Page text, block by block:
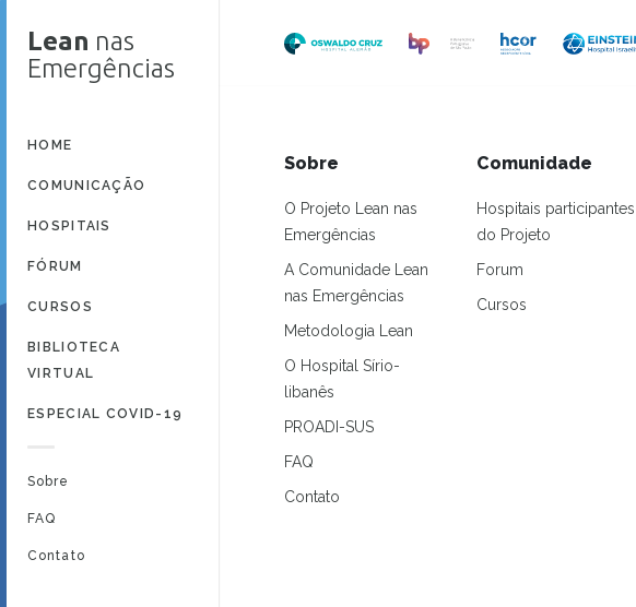
Lean nas
Emergências
HOME
COMUNICAÇÃO
HOSPITAIS
FÓRUM
CURSOS
BIBLIOTECA
VIRTUAL
ESPECIAL COVID-19
Sobre
FAQ
Contato
Sobre
O Projeto Lean nas
Emergências
A Comunidade Lean
nas Emergências
Metodologia Lean
O Hospital Sírio-
libanês
PROADI-SUS
FAQ
Contato
Comunidade
Hospitais participantes
do Projeto
Forum
Cursos